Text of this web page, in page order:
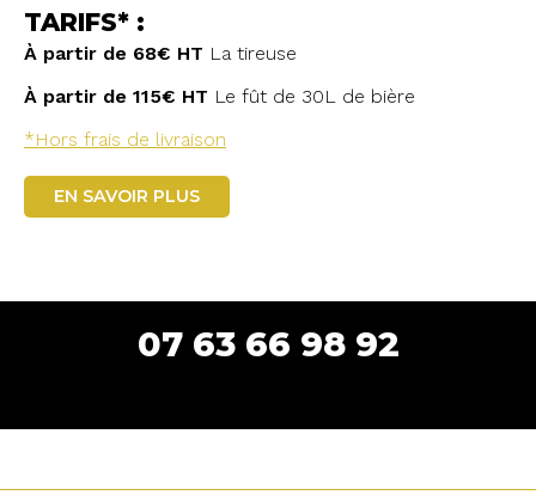
TARIFS* :
À partir de 68€ HT La tireuse
À partir de 115€ HT Le fût de 30L de bière
*Hors frais de livraison
EN SAVOIR PLUS
07 63 66 98 92